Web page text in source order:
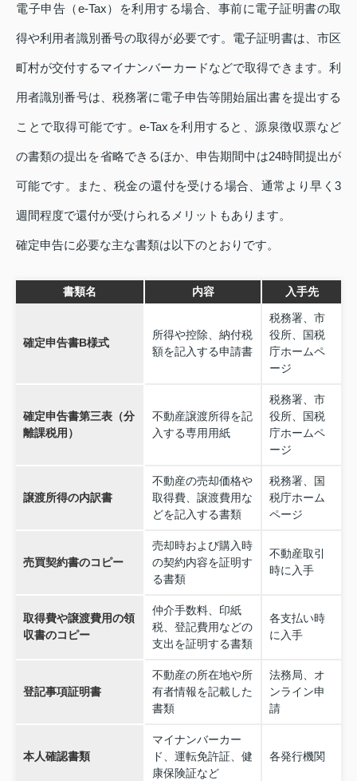
電子申告（e-Tax）を利用する場合、事前に電子証明書の取
得や利用者識別番号の取得が必要です。電子証明書は、市区
町村が交付するマイナンバーカードなどで取得できます。利
用者識別番号は、税務署に電子申告等開始届出書を提出する
ことで取得可能です。e-Taxを利用すると、源泉徴収票など
の書類の提出を省略できるほか、申告期間中は24時間提出が
可能です。また、税金の還付を受ける場合、通常より早く3
週間程度で還付が受けられるメリットもあります。
確定申告に必要な主な書類は以下のとおりです。
書類名 内容 入手先
確定申告書B様式
所得や控除、納付税
額を記入する申請書
税務署、市
役所、国税
庁ホームペ
ージ
確定申告書第三表（分
離課税用）
不動産譲渡所得を記
入する専用用紙
税務署、市
役所、国税
庁ホームペ
ージ
譲渡所得の内訳書
不動産の売却価格や
取得費、譲渡費用な
どを記入する書類
税務署、国
税庁ホーム
ページ
売買契約書のコピー
売却時および購入時
の契約内容を証明す
る書類
不動産取引
時に入手
取得費や譲渡費用の領
収書のコピー
仲介手数料、印紙
税、登記費用などの
支出を証明する書類
各支払い時
に入手
登記事項証明書
不動産の所在地や所
有者情報を記載した
書類
法務局、オ
ンライン申
請
本人確認書類
マイナンバーカー
ド、運転免許証、健
康保険証など
各発行機関